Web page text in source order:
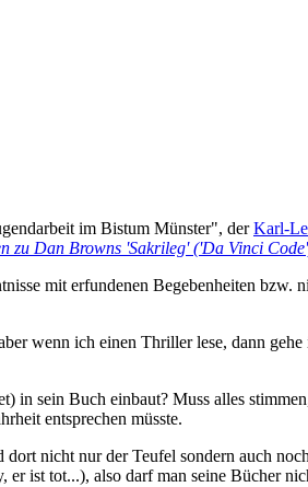
im Bistum Münster", derKarl-
zu Dan Browns 'Sakrileg' ('Da Vinci
mit erfundenen Begebenheiten bzw.
wenn ich einen Thriller lese, dann gehe
in sein Buch einbaut? Muss alles
entsprechen müsste.
nicht nur der Teufel sondern auch
ist tot...), also darf man seine Bücher